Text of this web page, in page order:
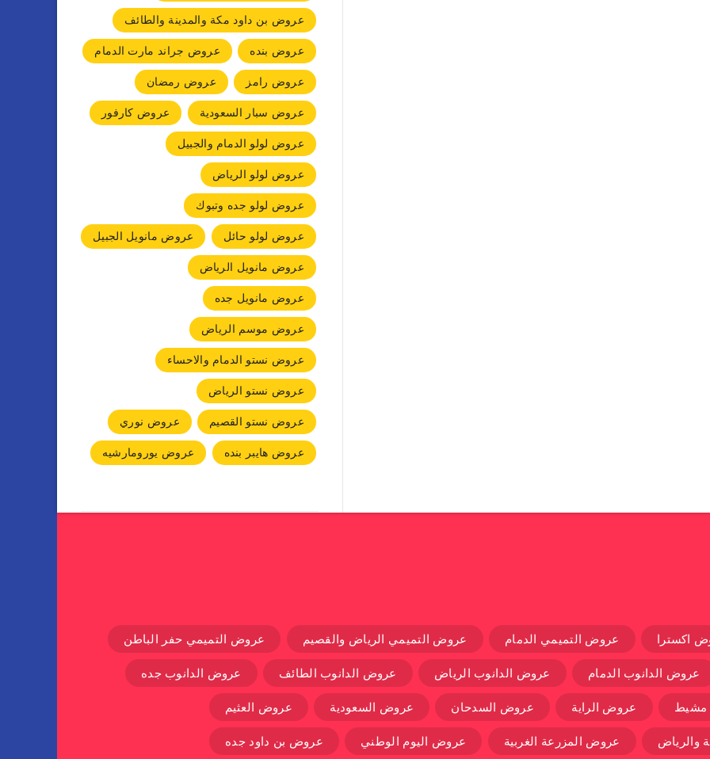
عروض بن داود مكة والمدينة والطائف
عروض بنده
عروض جراند مارت الدمام
عروض رامز
عروض رمضان
عروض سبار السعودية
عروض كارفور
عروض لولو الدمام والجبيل
عروض لولو الرياض
عروض لولو جده وتبوك
عروض لولو حائل
عروض مانويل الجبيل
عروض مانويل الرياض
عروض مانويل جده
عروض موسم الرياض
عروض نستو الدمام والاحساء
عروض نستو الرياض
عروض نستو القصيم
عروض نوري
عروض هايبر بنده
عروض يورومارشيه
اكسترا عروض التميمي الدمام عروض التميمي الرياض والقصيم عروض التميمي حفر الباطن
عروض الدانوب الدمام عروض الدانوب الرياض عروض الدانوب الطائف عروض الدانوب جده
مشيط عروض الراية عروض السدحان عروض السعودية عروض العثيم
والرياض عروض المزرعة الغربية عروض اليوم الوطني عروض بن داود جده